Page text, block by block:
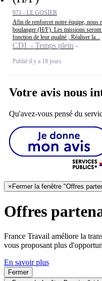
971 - LE GOSIER
Afin de renforcer notre équipe, nous
boulanger (H/F). Les missions
fonction de leur qualité ; Réaliser la...
CDI - Temps plein
Publié il y a 18 jours
Votre avis nous
Qu'avez-vous pensé du
× Fermer la fenêtre "Offres
Offres
France Travail améliore la
vous proposant plus
En savoir plus
Fermer